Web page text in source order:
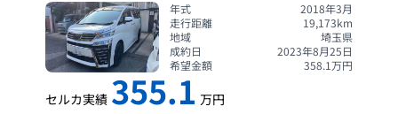
年式
2018年3月
走行距離
19,173km
地域
埼玉県
成約日
2023年8月25日
希望金額
358.1万円
セルカ実績 355.1 万円